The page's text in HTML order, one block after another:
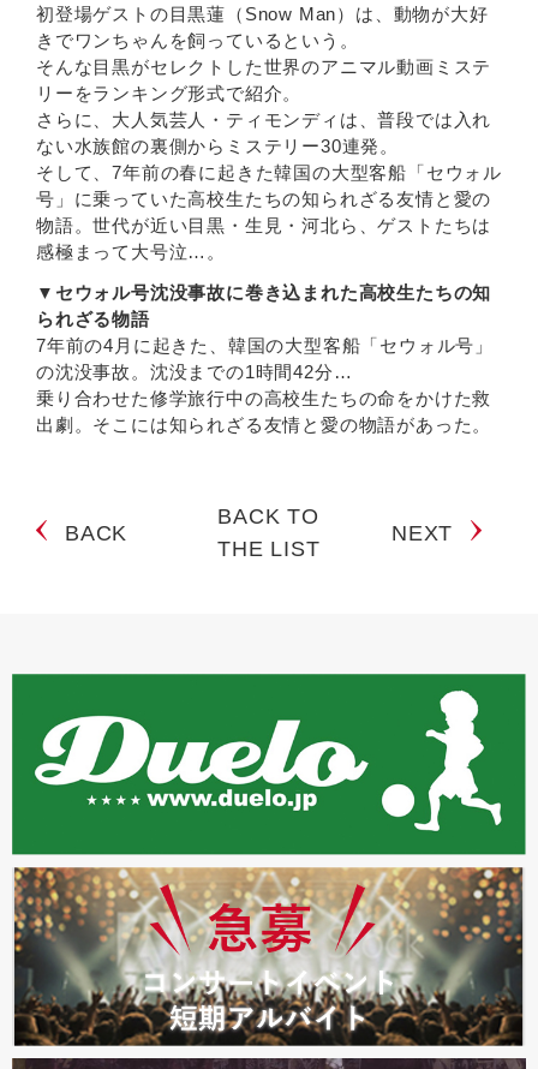
初登場ゲストの目黒蓮（Snow Man）は、動物が大好
きでワンちゃんを飼っているという。
そんな目黒がセレクトした世界のアニマル動画ミステ
リーをランキング形式で紹介。
さらに、大人気芸人・ティモンディは、普段では入れ
ない水族館の裏側からミステリー30連発。
そして、7年前の春に起きた韓国の大型客船「セウォル
号」に乗っていた高校生たちの知られざる友情と愛の
物語。世代が近い目黒・生見・河北ら、ゲストたちは
感極まって大号泣…。
▼セウォル号沈没事故に巻き込まれた高校生たちの知
られざる物語
7年前の4月に起きた、韓国の大型客船「セウォル号」
の沈没事故。沈没までの1時間42分…
乗り合わせた修学旅行中の高校生たちの命をかけた救
出劇。そこには知られざる友情と愛の物語があった。
BACK
BACK TO
THE LIST
NEXT